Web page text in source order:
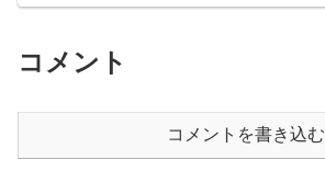
コメント
コメントを書き込む